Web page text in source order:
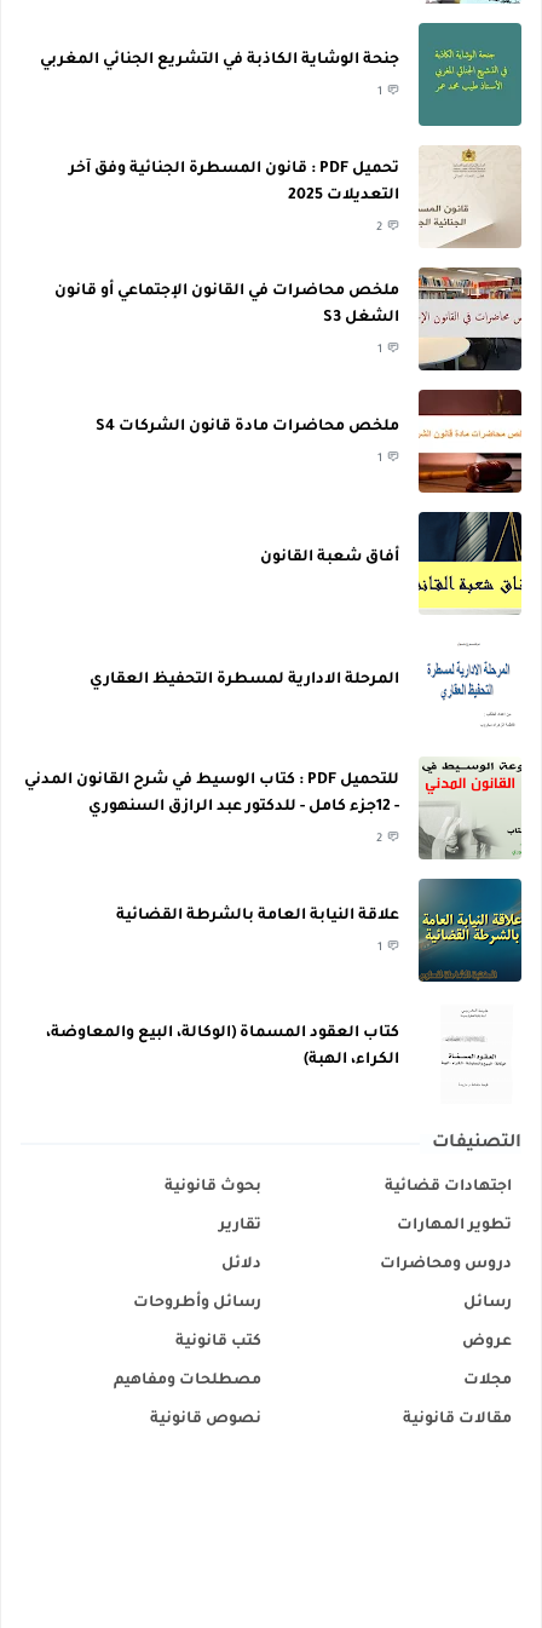
جنحة الوشاية الكاذبة في التشريع الجنائي المغربي
1
تحميل PDF : قانون المسطرة الجنائية وفق آخر
التعديلات 2025
2
ملخص محاضرات في القانون الإجتماعي أو قانون
الشغل S3
1
ملخص محاضرات مادة قانون الشركات S4
1
أفاق شعبة القانون
المرحلة الادارية لمسطرة التحفيظ العقاري
للتحميل PDF : كتاب الوسيط في شرح القانون المدني
- 12جزء كامل - للدكتور عبد الرازق السنهوري
2
علاقة النيابة العامة بالشرطة القضائية
1
كتاب العقود المسماة (الوكالة، البيع والمعاوضة،
الكراء، الهبة)
التصنيفات
اجتهادات قضائية بحوث قانونية
تطوير المهارات تقارير
دروس ومحاضرات دلائل
رسائل رسائل وأطروحات
عروض كتب قانونية
مجلات مصطلحات ومفاهيم
مقالات قانونية نصوص قانونية